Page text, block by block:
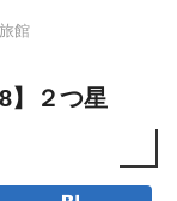
館
】２つ星